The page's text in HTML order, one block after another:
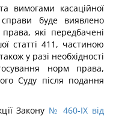
вимогами касаційної
буде виявлено
які передбачені
статті 411, частиною
у разі необхідності
норм права,
Суду після подання
Закону № 460-IX від